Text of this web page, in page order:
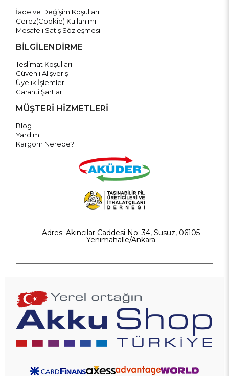
İade ve Değişim Koşulları
Çerez(Cookie) Kullanımı
Mesafeli Satış Sözleşmesi
BİLGİLENDİRME
Teslimat Koşulları
Güvenli Alışveriş
Üyelik İşlemleri
Garanti Şartları
MÜŞTERİ HİZMETLERİ
Blog
Yardım
Kargom Nerede?
Adres: Akıncılar Caddesi No: 34, Susuz, 06105
Yenimahalle/Ankara